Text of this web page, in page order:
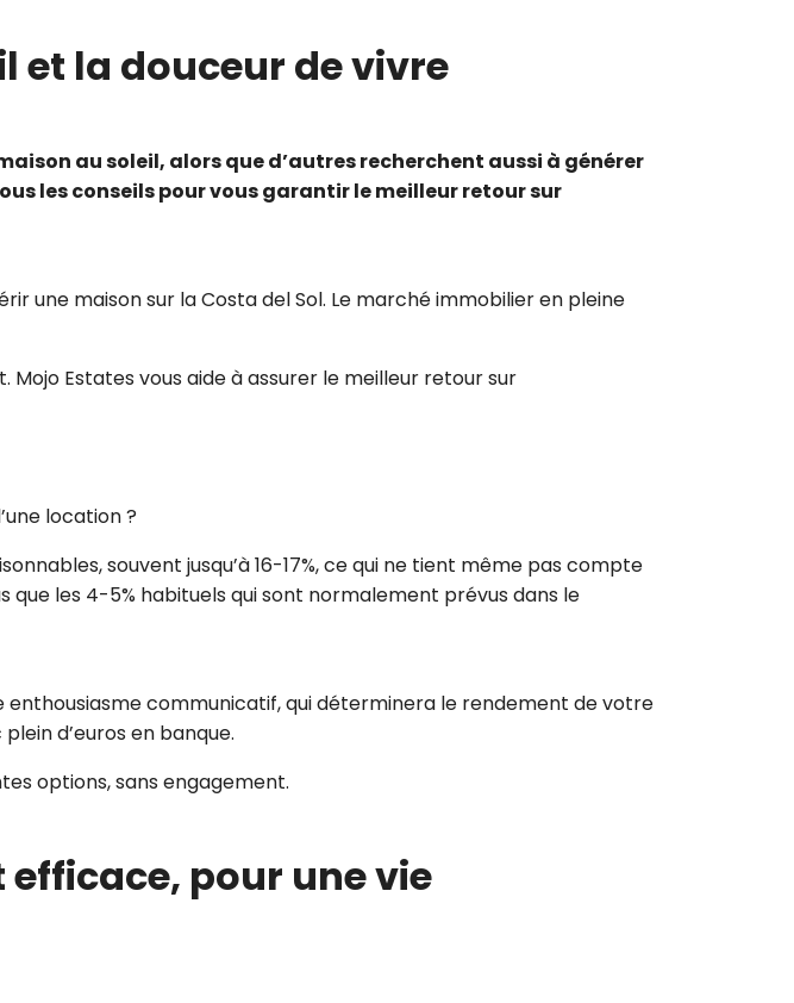
et la douceur de vivre
au soleil, alors que d’autres recherchent aussi à générer
les conseils pour vous garantir le meilleur retour sur
une maison sur la Costa del Sol. Le marché immobilier en pleine
Mojo Estates vous aide à assurer le meilleur retour sur
location ?
souvent jusqu’à 16-17%, ce qui ne tient même pas compte
que les 4-5% habituels qui sont normalement prévus dans le
enthousiasme communicatif, qui déterminera le rendement de votre
d’euros en banque.
options, sans engagement.
efficace, pour une vie